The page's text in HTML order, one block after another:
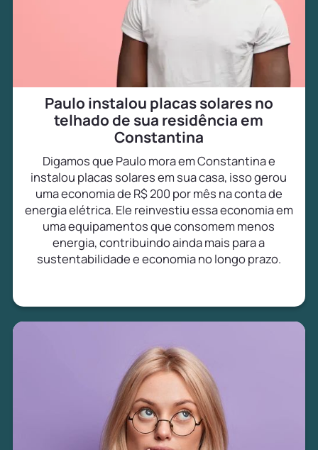
Paulo instalou placas solares no
telhado de sua residência em
Constantina
Digamos que Paulo mora em Constantina e
instalou placas solares em sua casa, isso gerou
uma economia de R$ 200 por mês na conta de
energia elétrica. Ele reinvestiu essa economia em
uma equipamentos que consomem menos
energia, contribuindo ainda mais para a
sustentabilidade e economia no longo prazo.